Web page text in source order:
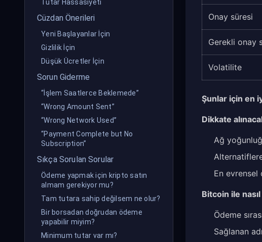
Tutar Hassasiyeti
Cüzdan Önerileri
Yeni Başlayanlar İçin
Gizlilik İçin
Düşük Ücretler İçin
Sorun Giderme
“İşlem Saatlerce Beklemede”
“Wrong Amount Sent”
“Wrong Network Used”
“Payment Complete but No
Subscription”
Sıkça Sorulan Sorular
Ödeme yapmak için kripto satın
almam gerekiyor mu?
Tam tutara sahip değilsem ne olur?
Bir borsadan doğrudan ödeme
yapabilir miyim?
Minimum tutar var mı?
Onay süresi
Gerekli onay
Volatilite
Şunlar için en
Dikkate
Ağ
En evrensel
Bitcoin ile
Ödeme
Sağlanan